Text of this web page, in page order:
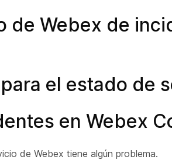
Webex de
el estado de
en Webex
de Webex tiene algún problema.